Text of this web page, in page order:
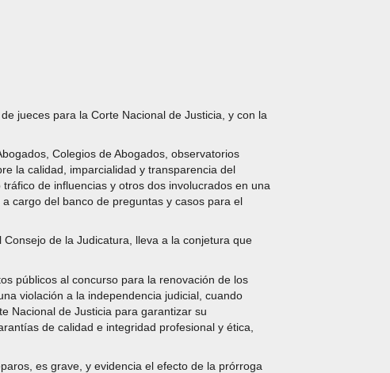
jueces para la Corte Nacional de Justicia, y con la
Colegios de Abogados, observatorios
la calidad, imparcialidad y transparencia del
de influencias y otros dos involucrados en una
cargo del banco de preguntas y casos para el
de la Judicatura, lleva a la conjetura que
públicos al concurso para la renovación de los
violación a la independencia judicial, cuando
Nacional de Justicia para garantizar su
de calidad e integridad profesional y ética,
es grave, y evidencia el efecto de la prórroga